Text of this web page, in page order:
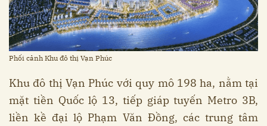
Phối cảnh Khu đô thị Vạn Phúc
Khu đô thị Vạn Phúc với quy mô 198 ha, nằm tại
mặt tiền Quốc lộ 13, tiếp giáp tuyến Metro 3B,
liền kề đại lộ Phạm Văn Đồng, các trung tâm